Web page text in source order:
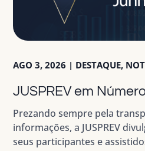
JUSPREV em
AGO 3, 2026 | DESTAQUE,
Prezando sempre pela
informações, a JUSPREV
seus participantes e